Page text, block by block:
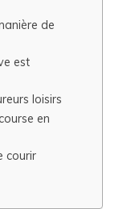
de
est
loisirs
en
courir